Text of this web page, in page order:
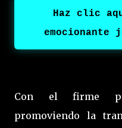
Haz clic
emocionante
Con el firme
promoviendo la